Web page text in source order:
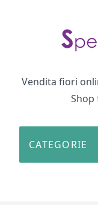
Vendita fiori
CATEGORIE